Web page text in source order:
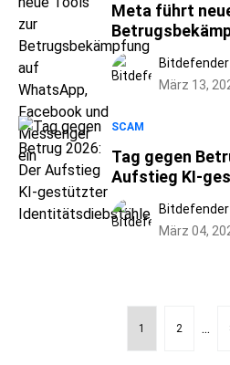
Meta führt
Facebook und
Bitdefender
März 13,
SCAM
Tag gegen
Aufstieg KI-
Bitdefender
März 04,
1 2 ...